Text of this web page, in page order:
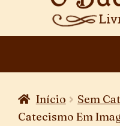
Início Sem
Catecismo Em